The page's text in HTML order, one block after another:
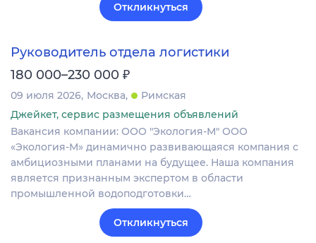
Откликнуться
Руководитель отдела логистики
180 000–230 000 ₽
09 июля 2026 Москва
Римская
Джейкет, сервис размещения объявлений
Вакансия компании: ООО "Экология-М" ООО
«Экология-М» динамично развивающаяся компания с
амбициозными планами на будущее. Наша компания
является признанным экспертом в области
промышленной водоподготовки…
Откликнуться